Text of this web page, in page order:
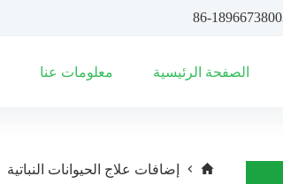
الصفحة الرئيسية معلومات عنا
إضافات علاج الحيوانات النباتية